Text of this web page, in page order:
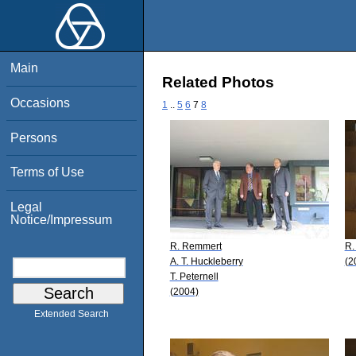
Main
Occasions
Persons
Terms of Use
Legal
Notice/Impressum
Extended Search
Related Photos
1 5 6 7 8
R. Remmert
A. T. Huckleberry
T. Peternell
(2004)